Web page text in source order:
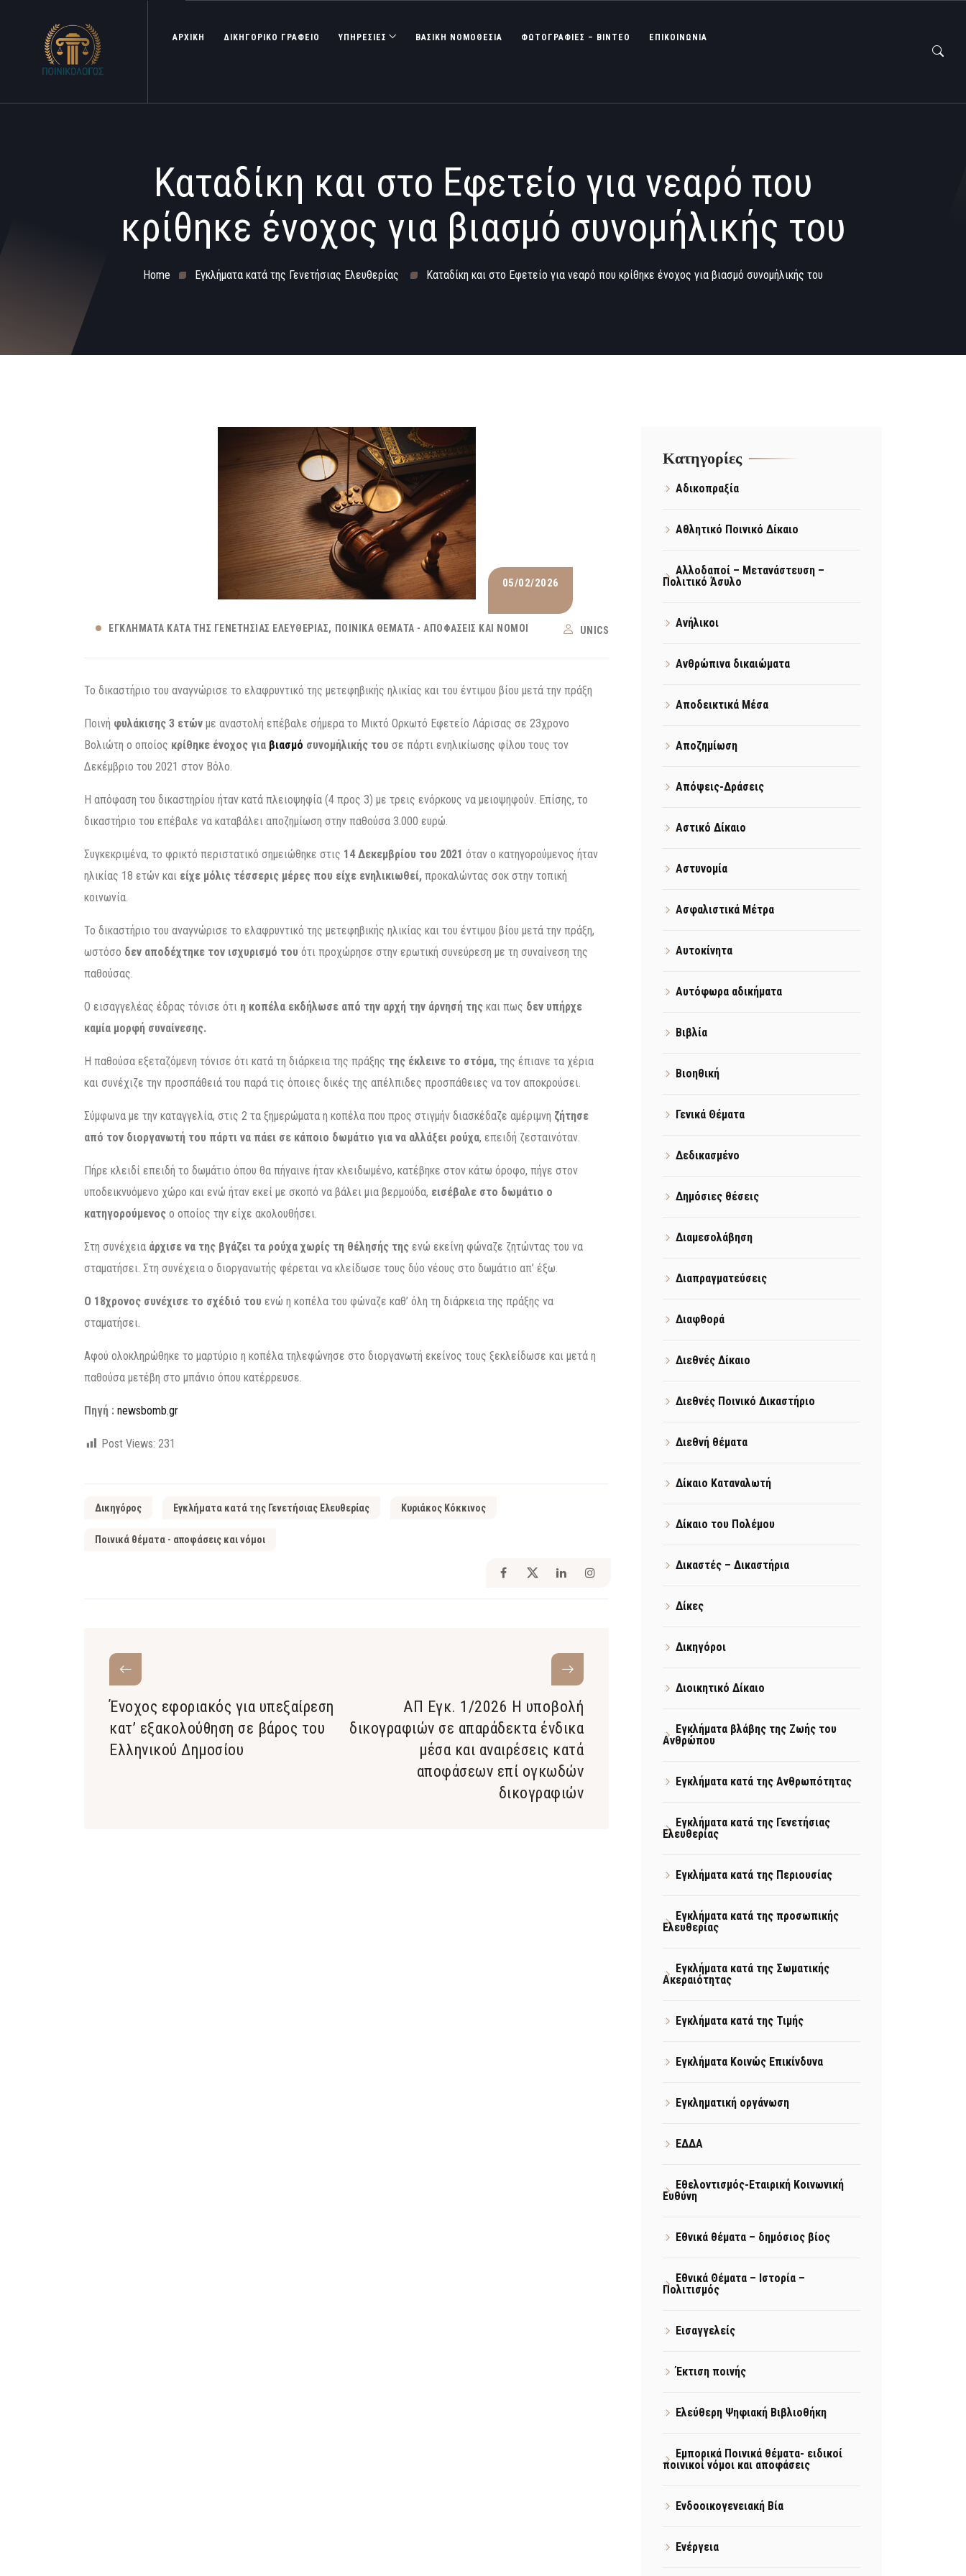
ΑΡΧΙΚΗ ΔΙΚΗΓΟΡΙΚΟ ΓΡΑΦΕΙΟ ΥΠΗΡΕΣΙΕΣ ΒΑΣΙΚΉ ΝΟΜΟΘΕΣΊΑ ΦΩΤΟΓΡΑΦΊΕΣ – ΒΊΝΤΕΟ ΕΠΙΚΟΙΝΩΝΙΑ
Καταδίκη και στο Εφετείο για νεαρό που
κρίθηκε ένοχος για βιασμό συνομήλικής του
Home Εγκλήματα κατά της Γενετήσιας Ελευθερίας Καταδίκη και στο Εφετείο για νεαρό που κρίθηκε ένοχος για βιασμό συνομήλικής του
05/02/2026
ΕΓΚΛΉΜΑΤΑ ΚΑΤΆ ΤΗΣ ΓΕΝΕΤΉΣΙΑΣ ΕΛΕΥΘΕΡΊΑΣ ΠΟΙΝΙΚΆ ΘΈΜΑΤΑ - ΑΠΟΦΆΣΕΙΣ ΚΑΙ ΝΌΜΟΙ UNICS
Το δικαστήριο του αναγνώρισε το ελαφρυντικό της μετεφηβικής ηλικίας και του έντιμου βίου μετά την πράξη
Ποινή φυλάκισης 3 ετών με αναστολή επέβαλε σήμερα το Μικτό Ορκωτό Εφετείο Λάρισας σε 23χρονο
Βολιώτη ο οποίος κρίθηκε ένοχος για βιασμό συνομήλικής του σε πάρτι ενηλικίωσης φίλου τους τον
Δεκέμβριο του 2021 στον Βόλο.
Η απόφαση του δικαστηρίου ήταν κατά πλειοψηφία (4 προς 3) με τρεις ενόρκους να μειοψηφούν. Επίσης, το
δικαστήριο του επέβαλε να καταβάλει αποζημίωση στην παθούσα 3.000 ευρώ.
Συγκεκριμένα, το φρικτό περιστατικό σημειώθηκε στις 14 Δεκεμβρίου του 2021 όταν ο κατηγορούμενος ήταν
ηλικίας 18 ετών και είχε μόλις τέσσερις μέρες που είχε ενηλικιωθεί, προκαλώντας σοκ στην τοπική
κοινωνία.
Το δικαστήριο του αναγνώρισε το ελαφρυντικό της μετεφηβικής ηλικίας και του έντιμου βίου μετά την πράξη,
ωστόσο δεν αποδέχτηκε τον ισχυρισμό του ότι προχώρησε στην ερωτική συνεύρεση με τη συναίνεση της
παθούσας.
Ο εισαγγελέας έδρας τόνισε ότι η κοπέλα εκδήλωσε από την αρχή την άρνησή της και πως δεν υπήρχε
καμία μορφή συναίνεσης.
Η παθούσα εξεταζόμενη τόνισε ότι κατά τη διάρκεια της πράξης της έκλεινε το στόμα, της έπιανε τα χέρια
και συνέχιζε την προσπάθειά του παρά τις όποιες δικές της απέλπιδες προσπάθειες να τον αποκρούσει.
Σύμφωνα με την καταγγελία, στις 2 τα ξημερώματα η κοπέλα που προς στιγμήν διασκέδαζε αμέριμνη ζήτησε
από τον διοργανωτή του πάρτι να πάει σε κάποιο δωμάτιο για να αλλάξει ρούχα, επειδή ζεσταινόταν.
Πήρε κλειδί επειδή το δωμάτιο όπου θα πήγαινε ήταν κλειδωμένο, κατέβηκε στον κάτω όροφο, πήγε στον
υποδεικνυόμενο χώρο και ενώ ήταν εκεί με σκοπό να βάλει μια βερμούδα, εισέβαλε στο δωμάτιο ο
κατηγορούμενος ο οποίος την είχε ακολουθήσει.
Στη συνέχεια άρχισε να της βγάζει τα ρούχα χωρίς τη θέλησής της ενώ εκείνη φώναζε ζητώντας του να
σταματήσει. Στη συνέχεια ο διοργανωτής φέρεται να κλείδωσε τους δύο νέους στο δωμάτιο απ’ έξω.
Ο 18χρονος συνέχισε το σχέδιό του ενώ η κοπέλα του φώναζε καθ’ όλη τη διάρκεια της πράξης να
σταματήσει.
Αφού ολοκληρώθηκε το μαρτύριο η κοπέλα τηλεφώνησε στο διοργανωτή εκείνος τους ξεκλείδωσε και μετά η
παθούσα μετέβη στο μπάνιο όπου κατέρρευσε.
Πηγή : newsbomb.gr
Post Views: 231
Δικηγόρος Εγκλήματα κατά της Γενετήσιας Ελευθερίας Κυριάκος Κόκκινος
Ποινικά θέματα - αποφάσεις και νόμοι
Ένοχος εφοριακός για υπεξαίρεση
κατ’ εξακολούθηση σε βάρος του
Ελληνικού Δημοσίου
ΑΠ Εγκ. 1/2026 Η υποβολή
δικογραφιών σε απαράδεκτα ένδικα
μέσα και αναιρέσεις κατά
αποφάσεων επί ογκωδών
δικογραφιών
Kατηγορίες
Αδικοπραξία
Αθλητικό Ποινικό Δίκαιο
Αλλοδαποί – Μετανάστευση –
Πολιτικό Άσυλο
Ανήλικοι
Ανθρώπινα δικαιώματα
Αποδεικτικά Μέσα
Αποζημίωση
Απόψεις-Δράσεις
Αστικό Δίκαιο
Αστυνομία
Ασφαλιστικά Μέτρα
Αυτοκίνητα
Αυτόφωρα αδικήματα
Βιβλία
Βιοηθική
Γενικά Θέματα
Δεδικασμένο
Δημόσιες θέσεις
Διαμεσολάβηση
Διαπραγματεύσεις
Διαφθορά
Διεθνές Δίκαιο
Διεθνές Ποινικό Δικαστήριο
Διεθνή θέματα
Δίκαιο Καταναλωτή
Δίκαιο του Πολέμου
Δικαστές – Δικαστήρια
Δίκες
Δικηγόροι
Διοικητικό Δίκαιο
Εγκλήματα βλάβης της Ζωής του
Ανθρώπου
Εγκλήματα κατά της Ανθρωπότητας
Εγκλήματα κατά της Γενετήσιας
Ελευθερίας
Εγκλήματα κατά της Περιουσίας
Εγκλήματα κατά της προσωπικής
Ελευθερίας
Εγκλήματα κατά της Σωματικής
Ακεραιότητας
Εγκλήματα κατά της Τιμής
Εγκλήματα Κοινώς Επικίνδυνα
Εγκληματική οργάνωση
ΕΔΔΑ
Εθελοντισμός-Εταιρική Κοινωνική
Ευθύνη
Εθνικά θέματα – δημόσιος βίος
Εθνικά Θέματα – Ιστορία –
Πολιτισμός
Εισαγγελείς
Έκτιση ποινής
Ελεύθερη Ψηφιακή Βιβλιοθήκη
Εμπορικά Ποινικά θέματα- ειδικοί
ποινικοί νόμοι και αποφάσεις
Ενδοοικογενειακή Βία
Ενέργεια